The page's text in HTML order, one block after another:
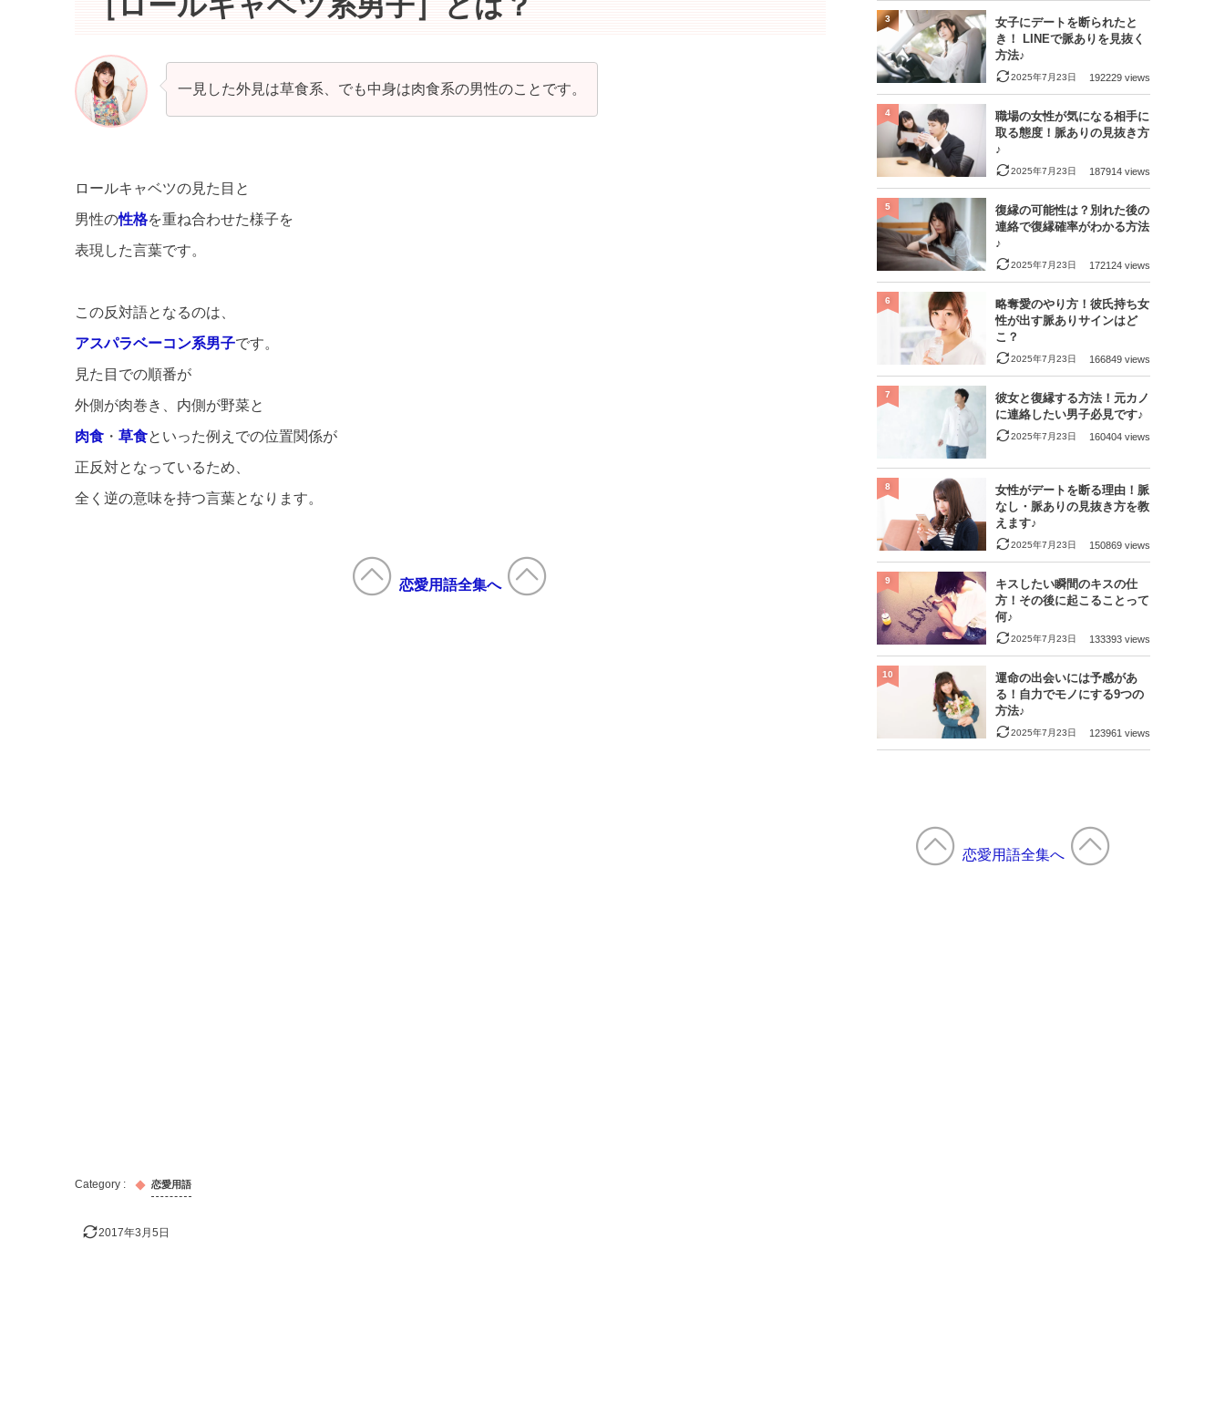
一見した外見は草食系、でも中身は肉食系の男性のことです。
ロールキャベツの見た目と
男性の性格を重ね合わせた様子を
表現した言葉です。
この反対語となるのは、
アスパラベーコン系男子です。
見た目での順番が
外側が肉巻き、内側が野菜と
肉食 ・ 草食といった例えでの位置関係が
正反対となっているため、
全く逆の意味を持つ言葉となります。
恋愛用語全集へ
恋愛用語
2017年3月5日
女子にデートを断られたと
き！ LINEで脈ありを見抜く
方法♪
2025年7月23日 192229 views
3
職場の女性が気になる相手に
取る態度！脈ありの見抜き方
♪
2025年7月23日 187914 views
4
復縁の可能性は？別れた後の
連絡で復縁確率がわかる方法
♪
2025年7月23日 172124 views
5
略奪愛のやり方！彼氏持ち女
性が出す脈ありサインはど
こ？
2025年7月23日 166849 views
6
彼女と復縁する方法！元カノ
に連絡したい男子必見です♪
2025年7月23日 160404 views
7
女性がデートを断る理由！脈
なし・脈ありの見抜き方を教
えます♪
2025年7月23日 150869 views
8
キスしたい瞬間のキスの仕
方！その後に起こることって
何♪
2025年7月23日 133393 views
9
運命の出会いには予感があ
る！自力でモノにする9つの
方法♪
2025年7月23日 123961 views
10
恋愛用語全集へ